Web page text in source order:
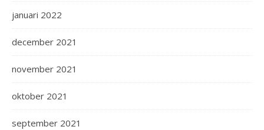
januari 2022
december 2021
november 2021
oktober 2021
september 2021